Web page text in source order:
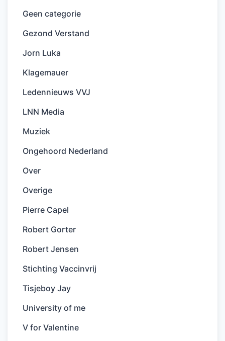
Geen categorie
Gezond Verstand
Jorn Luka
Klagemauer
Ledennieuws VVJ
LNN Media
Muziek
Ongehoord Nederland
Over
Overige
Pierre Capel
Robert Gorter
Robert Jensen
Stichting Vaccinvrij
Tisjeboy Jay
University of me
V for Valentine